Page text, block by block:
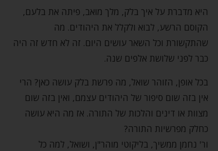
היא מדברת על איך בלק, מלך מואב, פיתה את בלעם,
הקוסם הרשע, לבוא ולקלל את היהודים. מה
שהתקשורת וכל השאר עושים היום. זה לא חדש זה היה
כבר לפני שלושת אלפים שנה.
בכל אופן, הזוהר שואל, מה פרשת בלק עושה כאן? הרי
אין בזה שום סיפור של היהודים עצמם, ואין בזה שום
מצוות או דינים והלכות של התורה. אז מה היא עושה
כחלק מפרשיות התורה?
ור' נחמן ממשיך, בליקוטי מוהר"ן, ושואל, למה כל